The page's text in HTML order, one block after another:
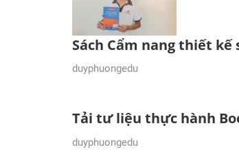
Sách Cẩm nang thiết
22/07/2024
duyphuongedu
Tải tư liệu thực hành
31/03/2024
duyphuongedu